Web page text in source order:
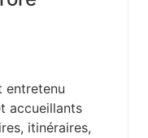
entretenu
accueillants
itinéraires,